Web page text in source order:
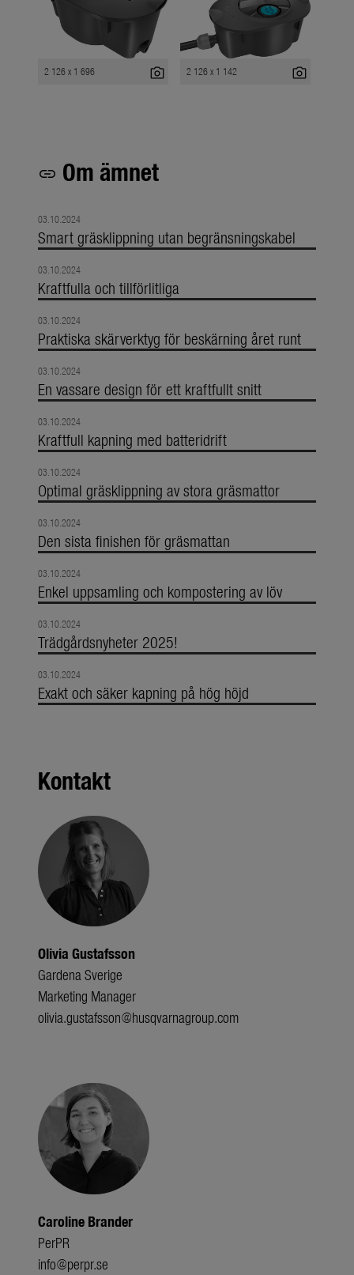
2 126 x 1 696 photo_camera 2 126 x 1 142 photo_camera
link Om ämnet
03.10.2024
Smart gräsklippning utan begränsningskabel
03.10.2024
Kraftfulla och tillförlitliga
03.10.2024
Praktiska skärverktyg för beskärning året runt
03.10.2024
En vassare design för ett kraftfullt snitt
03.10.2024
Kraftfull kapning med batteridrift
03.10.2024
Optimal gräsklippning av stora gräsmattor
03.10.2024
Den sista finishen för gräsmattan
03.10.2024
Enkel uppsamling och kompostering av löv
03.10.2024
Trädgårdsnyheter 2025!
03.10.2024
Exakt och säker kapning på hög höjd
Kontakt
Olivia Gustafsson
Gardena Sverige
Marketing Manager
olivia.gustafsson@husqvarnagroup.com
Caroline Brander
PerPR
info@perpr.se